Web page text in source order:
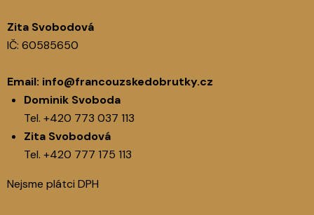
Zita Svobodová
IČ: 60585650
Email: info@francouzskedobrutky.cz
Dominik Svoboda
Tel. +420 773 037 113
Zita Svobodová
Tel. +420 777 175 113
Nejsme plátci DPH